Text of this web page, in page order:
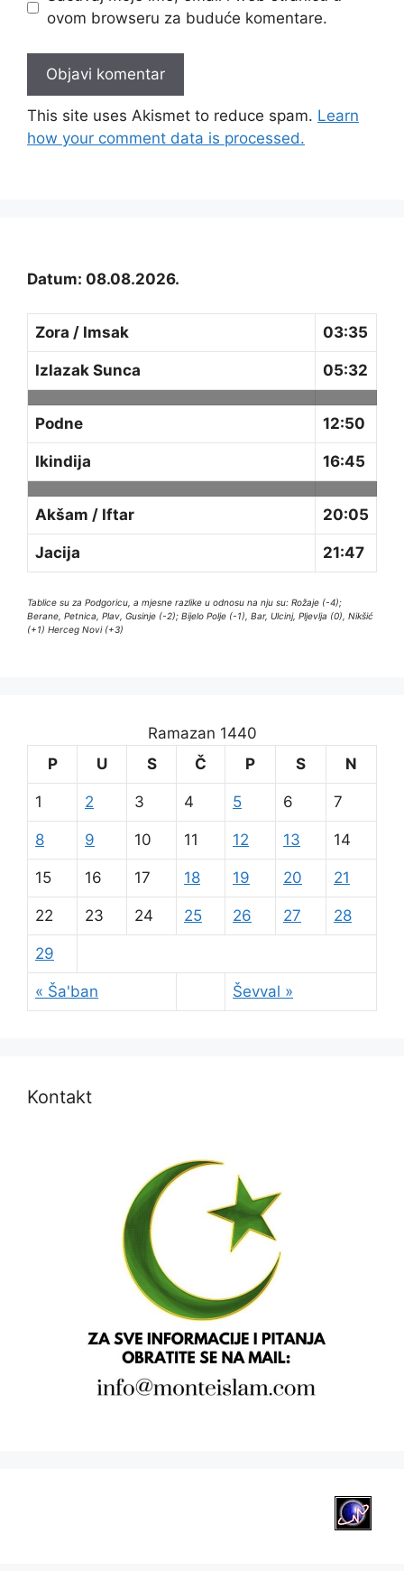
ovom browseru za buduće komentare.
This site uses Akismet to reduce spam. Learn
how your comment data is processed.
Datum: 08.08.2026.
Zora / Imsak 03:35
Izlazak Sunca 05:32
Podne 12:50
Ikindija 16:45
Akšam / Iftar 20:05
Jacija 21:47
Tablice su za Podgoricu, a mjesne razlike u odnosu na nju su: Rožaje (-4);
Berane, Petnica, Plav, Gusinje (-2); Bijelo Polje (-1), Bar, Ulcinj, Pljevlja (0), Nikšić
(+1) Herceg Novi (+3)
Ramazan 1440
P
U S Č P S N
« Ša'ban Ševval »
1 2 3 4 5 6 7
8 9 10 11 12 13 14
15 16 17 18 19 20 21
22 23 24 25 26 27 28
29
Kontakt